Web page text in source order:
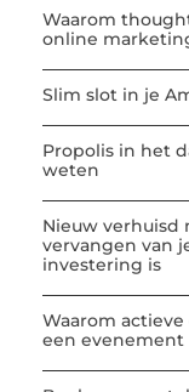
Waarom
online
Slim slot in je
Propolis in het
weten
Nieuw verhuisd
vervangen van
investering is
Waarom
een evenement